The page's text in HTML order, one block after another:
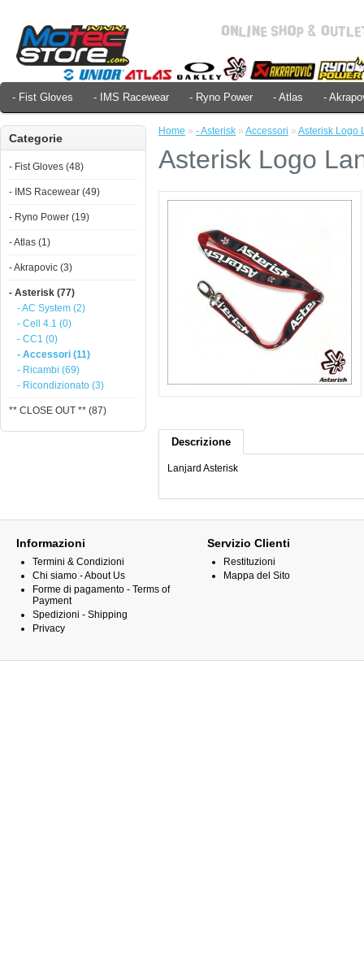
- Fist Gloves - IMS Racewear - Ryno Power - Atlas -
Categorie
- Fist Gloves (48)
- IMS Racewear (49)
- Ryno Power (19)
- Atlas (1)
- Akrapovic (3)
- Asterisk (77)
- AC System (2)
- Cell 4.1 (0)
- CC1 (0)
- Accessori (11)
- Ricambi (69)
- Ricondizionato (3)
** CLOSE OUT ** (87)
Home » - Asterisk » Accessori » Asterisk Logo
Asterisk Logo
Descrizione
Lanjard Asterisk
Informazioni
Termini & Condizioni
Chi siamo - About Us
Forme di pagamento - Terms of
Payment
Spedizioni - Shipping
Privacy
Servizio Clienti
Restituzioni
Mappa del Sito